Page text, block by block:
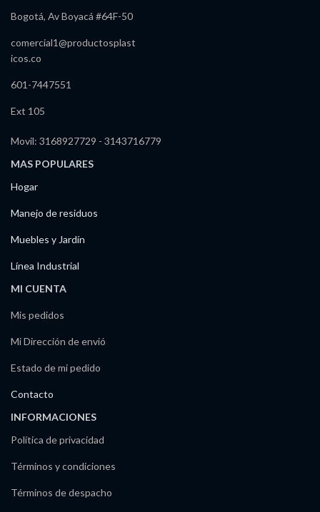
Bogotá, Av Boyacá #64F-50
comercial1@productosplast
icos.co
601-7447551
Ext 105
Movil: 3168927729 - 3143716779
MAS POPULARES
Hogar
Manejo de residuos
Muebles y Jardín
Línea Industrial
MI CUENTA
Mis pedidos
Mi Dirección de envió
Estado de mi pedido
Contacto
INFORMACIONES
Política de privacidad
Términos y condiciones
Términos de despacho